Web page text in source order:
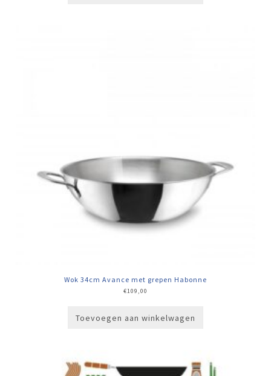
Wok 34cm Avance met grepen Habonne
€109,00
Toevoegen aan winkelwagen